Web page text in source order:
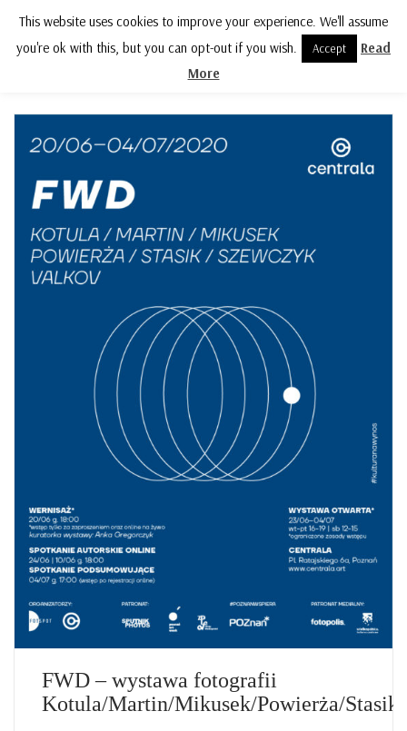
MENU
FWD – wystawa fotografii
Kotula/Martin/Mikusek/Powierża/
This website uses cookies to improve your experience. We'll assume
you're ok with this, but you can opt-out if you wish.
Accept
Read
More